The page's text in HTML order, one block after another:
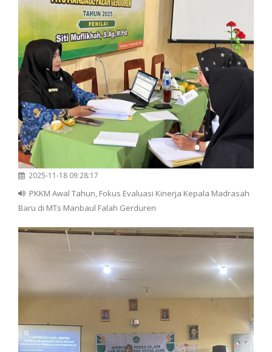
2025-11-18 09:28:17
PKKM Awal Tahun, Fokus Evaluasi Kinerja Kepala Madrasah
Baru di MTs Manbaul Falah Gerduren